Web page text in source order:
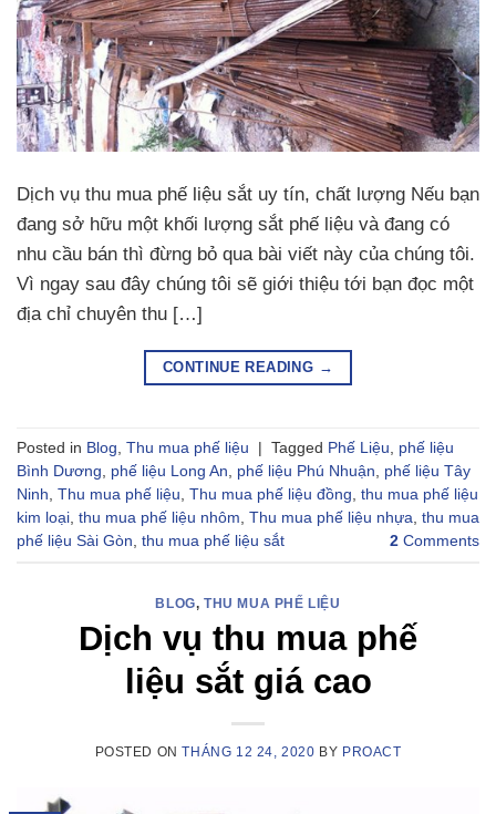
Dịch vụ thu mua phế liệu sắt uy tín, chất lượng Nếu bạn
đang sở hữu một khối lượng sắt phế liệu và đang có
nhu cầu bán thì đừng bỏ qua bài viết này của chúng tôi.
Vì ngay sau đây chúng tôi sẽ giới thiệu tới bạn đọc một
địa chỉ chuyên thu […]
CONTINUE READING →
Posted in Blog Thu mua phế liệu Tagged Phế Liệu
phế liệu
Bình Dương
phế liệu Long An phế liệu Phú Nhuận
phế liệu Tây
Ninh Thu mua phế liệu Thu mua phế liệu đồng thu mua phế liệu
kim loại thu mua phế liệu nhôm Thu mua phế liệu nhựa thu mua
phế liệu Sài Gòn thu mua phế liệu sắt 2 Comments
BLOG,THU MUA PHẾ LIỆU
Dịch vụ thu mua phế
liệu sắt giá cao
POSTED ONTHÁNG 12 24, 2020 BY PROACT